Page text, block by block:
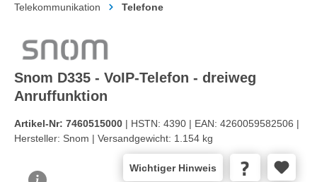
Telekommunikation Telefone
Snom D335 - VoIP-Telefon - dreiweg
Anruffunktion
Artikel-Nr: 7460515000 | HSTN: 4390 | EAN: 4260059582506 |
Hersteller: Snom | Versandgewicht: 1.154 kg
Wichtiger Hinweis